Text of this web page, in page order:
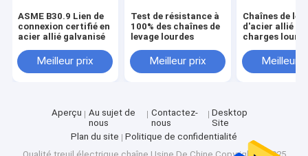
ASME B30.9 Lien de
connexion certifié en
acier allié galvanisé
Meilleur prix
Test de résistance à
100% des chaînes de
levage lourdes
Meilleur prix
Chaînes de
d'acier allié à
charges
de travail
à la corrosion
Meilleur
Aperçu
Au sujet de
nous
Contactez-
nous
Desktop
Site
Plan du site
Politique de confidentialité